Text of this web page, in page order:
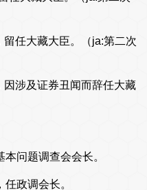
任大藏大臣。（ja:第二次
涉及证券丑闻而辞任大藏
问题调查会会长。
政调会长。